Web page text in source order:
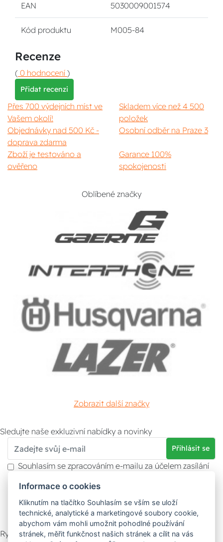
EAN 5030009001574
Kód produktu M005-84
Recenze
( 0 hodnocení )
Přidat recenzi
Přes 700 výdejních míst ve
Vašem okolí!
Skladem více než 4 500
položek
Objednávky nad 500 Kč -
doprava zdarma
Osobní odběr na Praze 3
Zboží je testováno a
ověřeno
Garance 100%
spokojenosti
Oblíbené značky
Zobrazit další značky
Sledujte naše exkluzivní nabídky a novinky
Přihlásit se
Souhlasím se zpracováním e-mailu za účelem zasílání
Více informací naleznete v
údajů . Souhlas můžete kdykoliv odvolat.
Rychlý kontakt
Informace o cookies
Kliknutím na tlačítko Souhlasím se vším se uloží
technické, analytické a marketingové soubory cookie,
abychom vám mohli umožnit pohodlné používání
stránek, měřit funkčnost našich stránek a cílit na vás